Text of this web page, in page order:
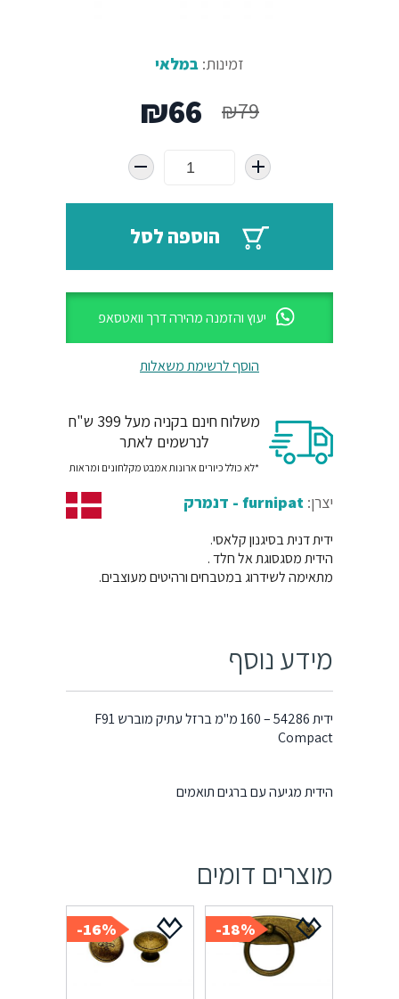
זמינות: במלאי
₪79
המחיר
המקורי
היה:
₪79.
₪66
הנוכחי
הוא:
₪66.הוספה לסל
יעוץ והזמנה מהירה דרך וואטסאפ
הוסף לרשימת משאלות
משלוח חינם בקניה מעל 399 ש"ח
לנרשמים לאתר
*לא כולל כיורים ארונות אמבט מקלחונים ומראות
יצרן: furnipat - דנמרק
ידית דנית בסיגנון קלאסי.
הידית מסגסוגת אל חלד .
מתאימה לשידרוג במטבחים ורהיטים מעוצבים.
מידע נוסף
ידית 54286 – 160 מ"מ ברזל עתיק מוברש F91
Compact
הידית מגיעה עם ברגים תואמים
מוצרים דומים
18%-
16%-